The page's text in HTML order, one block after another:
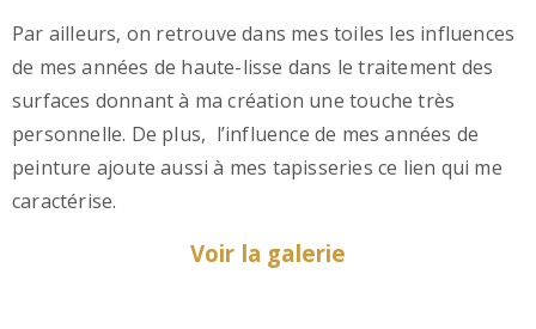
Par ailleurs, on retrouve dans mes toiles les influences
de mes années de haute-lisse dans le traitement des
surfaces donnant à ma création une touche très
personnelle. De plus, l’influence de mes années de
peinture ajoute aussi à mes tapisseries ce lien qui me
caractérise.
Voir la galerie